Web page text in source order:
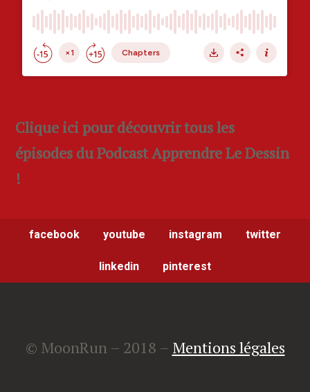
Clique ici pour découvrir tous les
épisodes du Podcast Apprendre Le Dessin
!
facebook youtube instagram twitter
linkedin pinterest
© MoonRun – 2018 – Mentions légales